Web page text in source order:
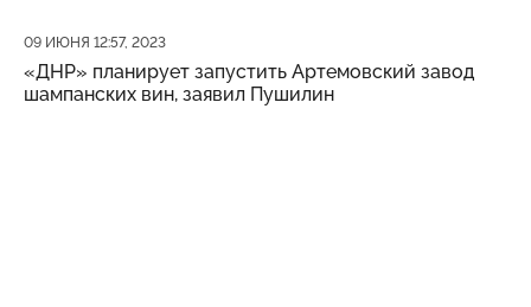
Дата публикации
09 ИЮНЯ 12:57, 2023
«ДНР» планирует запустить Артемовский завод
шампанских вин, заявил Пушилин